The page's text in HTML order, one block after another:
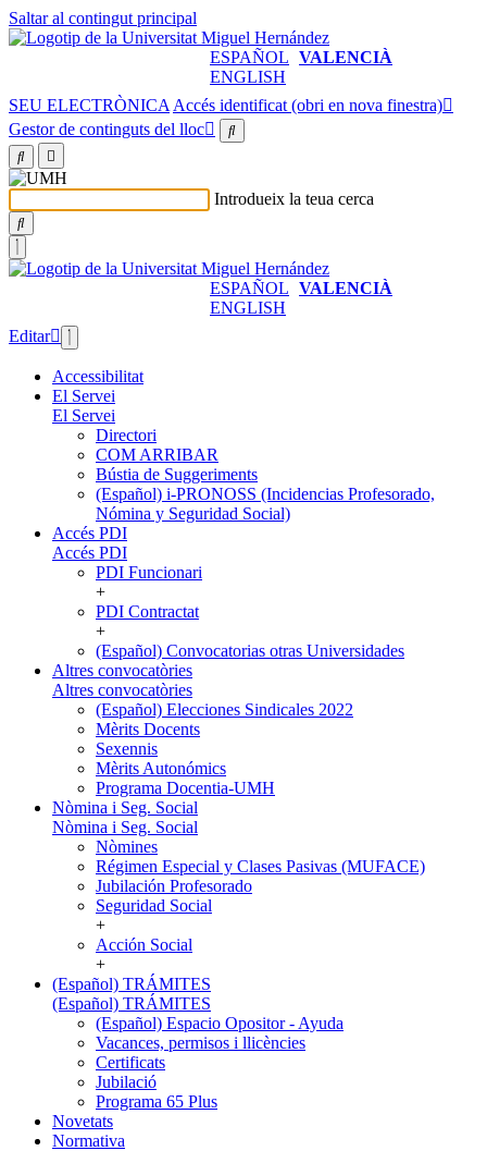
Saltar al contingut principal
ESPAÑOL VALENCIÀ
ENGLISH
SEU ELECTRÒNICA Accés identificat (obri en nova finestra)
Gestor de continguts del lloc
Introdueix la teua cerca
ESPAÑOL VALENCIÀ
ENGLISH
Editar
Accessibilitat
El Servei
El Servei
Directori
COM ARRIBAR
Bústia de Suggeriments
(Español) i-PRONOSS (Incidencias Profesorado,
Nómina y Seguridad Social)
Accés PDI
Accés PDI
PDI Funcionari
+
PDI Contractat
+
(Español) Convocatorias otras Universidades
Altres convocatòries
Altres convocatòries
(Español) Elecciones Sindicales 2022
Mèrits Docents
Sexennis
Mèrits Autonómics
Programa Docentia-UMH
Nòmina i Seg. Social
Nòmina i Seg. Social
Nòmines
Régimen Especial y Clases Pasivas (MUFACE)
Jubilación Profesorado
Seguridad Social
+
Acción Social
+
(Español) TRÁMITES
(Español) TRÁMITES
(Español) Espacio Opositor - Ayuda
Vacances, permisos i llicències
Certificats
Jubilació
Programa 65 Plus
Novetats
Normativa